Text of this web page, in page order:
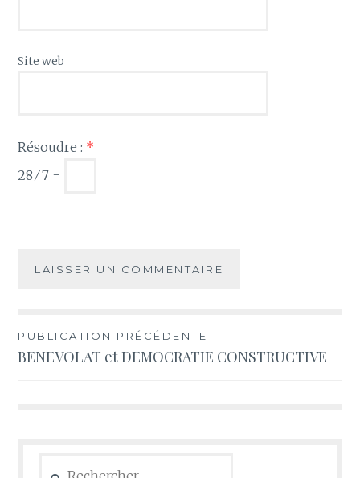
Site web
Résoudre : *
28 ⁄ 7 =
Navigation
de
PUBLICATION PRÉCÉDENTE
BENEVOLAT et DEMOCRATIE CONSTRUCTIVE